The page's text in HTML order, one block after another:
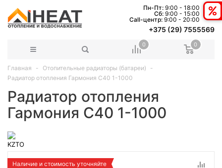
Пн-Пт: 9:00 - 18:00
Сб: 9:00 - 15:00
Сall-центр: 9:00 - 20:00
+375 (29) 7555569
0 0
Главная
Отопительные радиаторы (батареи)
Радиатор отопления Гармония C40 1-1000
Радиатор отопления
Гармония C40 1-1000
Наличие и стоимость уточняйте